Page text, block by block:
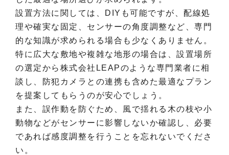
設置方法に関しては、DIYも可能ですが、配線処
理や確実な固定、センサーの角度調整など、専門
的な知識が求められる場合も少なくありません。
特に広大な敷地や複雑な地形の場合は、設置場所
の選定から株式会社LEAPのような専門業者に相
談し、防犯カメラとの連携も含めた最適なプラン
を提案してもらうのが安心でしょう。
また、誤作動を防ぐため、風で揺れる木の枝や小
動物などがセンサーに影響しないか確認し、必要
であれば感度調整を行うことを忘れないでくださ
い。